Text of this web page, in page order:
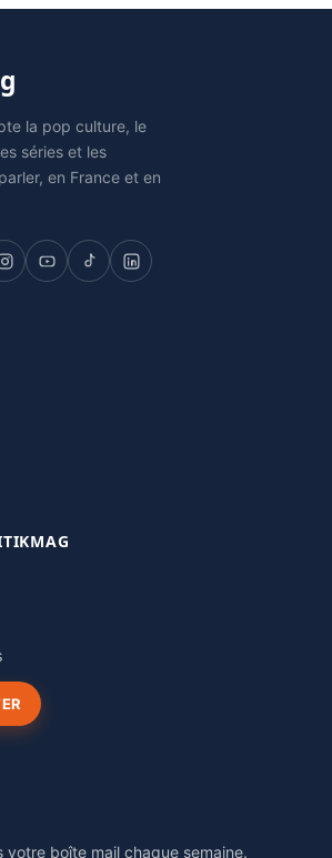
la pop culture, le
séries et les
en France et en
votre boîte mail chaque semaine.